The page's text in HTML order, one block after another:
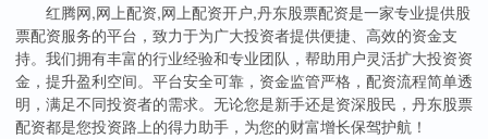
红腾网,网上配资,网上配资开户,丹东股票配资是一家专业提供股
票配资服务的平台，致力于为广大投资者提供便捷、高效的资金支
持。我们拥有丰富的行业经验和专业团队，帮助用户灵活扩大投资资
金，提升盈利空间。平台安全可靠，资金监管严格，配资流程简单透
明，满足不同投资者的需求。无论您是新手还是资深股民，丹东股票
配资都是您投资路上的得力助手，为您的财富增长保驾护航！